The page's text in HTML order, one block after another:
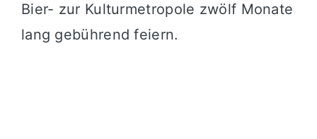
Bier- zur Kulturmetropole zwölf Monate
lang gebührend feiern.